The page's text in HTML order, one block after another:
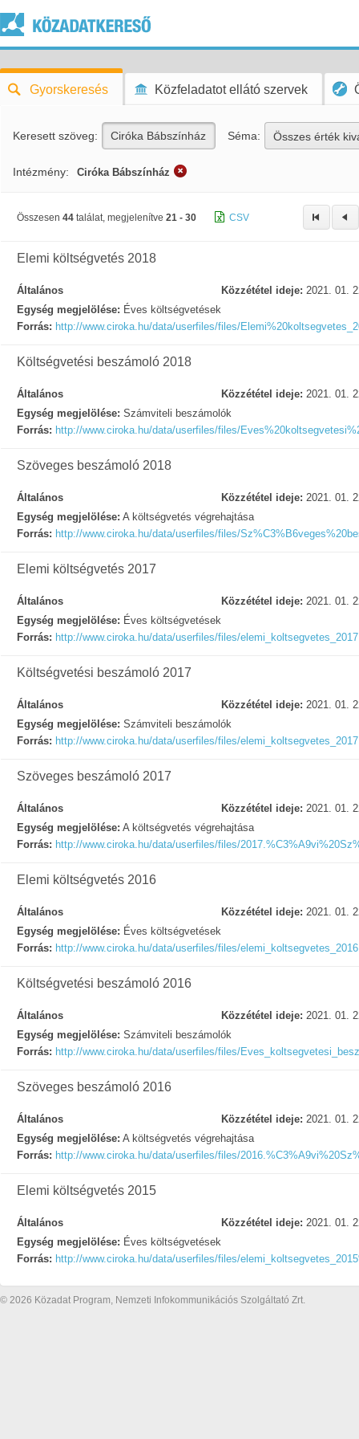
Gyorskeresés Közfeladatot ellátó szervek
Keresett szöveg: Séma: Összes érték
Intézmény: Ciróka Bábszínház
Összesen 44 találat, megjelenítve 21 - 30 CSV
Elemi költségvetés 2018
Általános Közzététel ideje: 2021. 01.
Egység megjelölése: Éves költségvetések
Forrás: http://www.ciroka.hu/data/userfiles/files/
Költségvetési beszámoló 2018
Általános Közzététel ideje: 2021. 01.
Egység megjelölése: Számviteli beszámolók
Forrás: http://www.ciroka.hu/data/userfiles/files/
Szöveges beszámoló 2018
Általános Közzététel ideje: 2021. 01.
Egység megjelölése: A költségvetés végrehajtása
Forrás: http://www.ciroka.hu/data/userfiles/files/
Elemi költségvetés 2017
Általános Közzététel ideje: 2021. 01.
Egység megjelölése: Éves költségvetések
Forrás: http://www.ciroka.hu/data/userfiles/files/
Költségvetési beszámoló 2017
Általános Közzététel ideje: 2021. 01.
Egység megjelölése: Számviteli beszámolók
Forrás: http://www.ciroka.hu/data/userfiles/files/
Szöveges beszámoló 2017
Általános Közzététel ideje: 2021. 01.
Egység megjelölése: A költségvetés végrehajtása
Forrás: http://www.ciroka.hu/data/userfiles/files/
Elemi költségvetés 2016
Általános Közzététel ideje: 2021. 01.
Egység megjelölése: Éves költségvetések
Forrás: http://www.ciroka.hu/data/userfiles/files/
Költségvetési beszámoló 2016
Általános Közzététel ideje: 2021. 01.
Egység megjelölése: Számviteli beszámolók
Forrás: http://www.ciroka.hu/data/userfiles/files/
Szöveges beszámoló 2016
Általános Közzététel ideje: 2021. 01.
Egység megjelölése: A költségvetés végrehajtása
Forrás: http://www.ciroka.hu/data/userfiles/files/
Elemi költségvetés 2015
Általános Közzététel ideje: 2021. 01.
Egység megjelölése: Éves költségvetések
Forrás: http://www.ciroka.hu/data/userfiles/files/
© 2026 Közadat Program, Nemzeti Infokommunikációs Szolgáltató Zrt.